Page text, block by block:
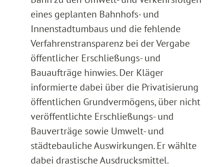
eines geplanten Bahnhofs- und
Innenstadtumbaus und die fehlende
Verfahrenstransparenz bei der Vergabe
öffentlicher Erschließungs- und
Bauaufträge hinwies. Der Kläger
informierte dabei über die Privatisierung
öffentlichen Grundvermögens, über nicht
veröffentlichte Erschließungs- und
Bauverträge sowie Umwelt- und
städtebauliche Auswirkungen. Er wählte
dabei drastische Ausdrucksmittel.